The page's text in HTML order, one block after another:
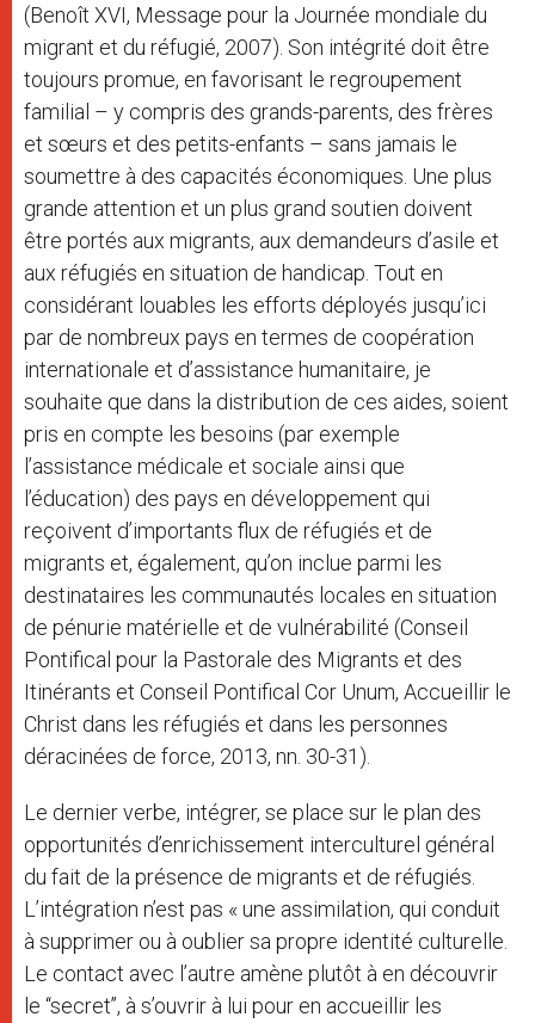
(Benoît XVI, Message pour la Journée mondiale du
migrant et du réfugié, 2007). Son intégrité doit être
toujours promue, en favorisant le regroupement
familial – y compris des grands-parents, des frères
et sœurs et des petits-enfants – sans jamais le
soumettre à des capacités économiques. Une plus
grande attention et un plus grand soutien doivent
être portés aux migrants, aux demandeurs d’asile et
aux réfugiés en situation de handicap. Tout en
considérant louables les efforts déployés jusqu’ici
par de nombreux pays en termes de coopération
internationale et d’assistance humanitaire, je
souhaite que dans la distribution de ces aides, soient
pris en compte les besoins (par exemple
l’assistance médicale et sociale ainsi que
l’éducation) des pays en développement qui
reçoivent d’importants flux de réfugiés et de
migrants et, également, qu’on inclue parmi les
destinataires les communautés locales en situation
de pénurie matérielle et de vulnérabilité (Conseil
Pontifical pour la Pastorale des Migrants et des
Itinérants et Conseil Pontifical Cor Unum, Accueillir le
Christ dans les réfugiés et dans les personnes
déracinées de force, 2013, nn. 30-31).
Le dernier verbe, intégrer, se place sur le plan des
opportunités d’enrichissement interculturel général
du fait de la présence de migrants et de réfugiés.
L’intégration n’est pas « une assimilation, qui conduit
à supprimer ou à oublier sa propre identité culturelle.
Le contact avec l’autre amène plutôt à en découvrir
le ‘‘secret’’, à s’ouvrir à lui pour en accueillir les